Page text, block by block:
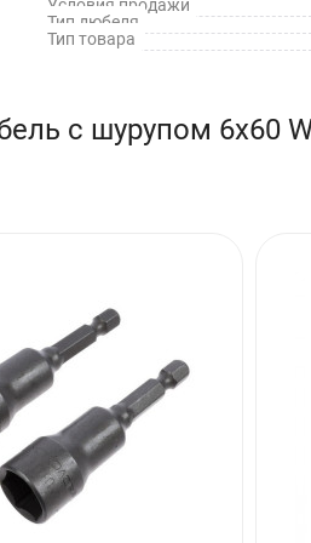
кирпич
Условия продажи
Тип дюбеля
Тип товара
с шурупом 6х60